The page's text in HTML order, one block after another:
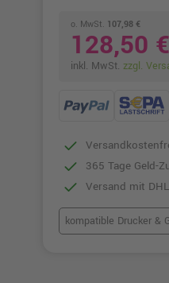
o. MwSt. 107,98 €
128,50 €
inkl. MwSt. zzgl.
365 Tage Geld-
Versand mit
kompatible Drucker &